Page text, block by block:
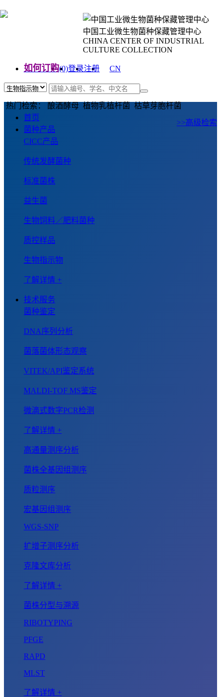
中国工业微生物菌种保藏管理中心
CHINA CENTER OF INDUSTRIAL
CULTURE COLLECTION
如何订购(0)登录注册
CN
热门检索： 酿酒酵母 植物乳植杆菌 枯草芽胞杆菌
>>高级检索
首页
菌种产品
CICC产品
传统发酵菌种
标准菌株
益生菌
生物饲料／肥料菌种
质控样品
生物指示物
了解详情 +
技术服务
菌种鉴定
DNA序列分析
菌落菌体形态观察
VITEK/API鉴定系统
MALDI-TOF MS鉴定
微滴式数字PCR检测
了解详情 +
高通量测序分析
菌株全基因组测序
质粒测序
宏基因组测序
WGS-SNP
扩增子测序分析
克隆文库分析
了解详情 +
菌株分型与溯源
RIBOTYPING
PFGE
RAPD
MLST
了解详情 +